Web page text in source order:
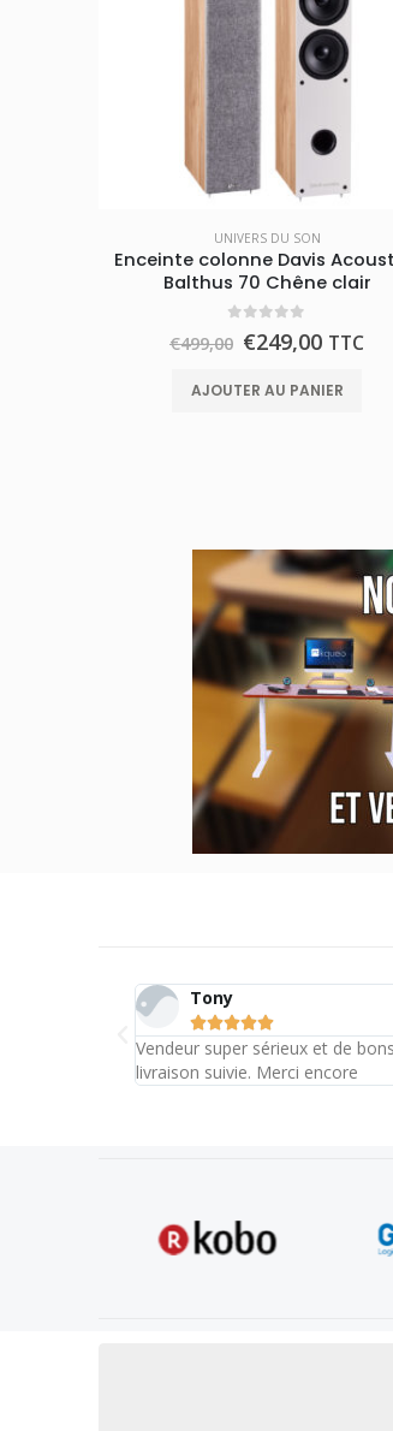
UNIVERS DU SON
Enceinte colonne Davis
Balthus 70 Chêne clair
€499,00 €249,00 TTC
AJOUTER AU PANIER
Tony

Vendeur super sérieux et de
livraison suivie. Merci encore